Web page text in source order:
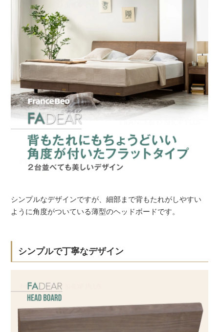
シンプルなデザインですが、細部まで背もたれがしやすい
ように角度がついている薄型のヘッドボードです。
シンプルで丁寧なデザイン